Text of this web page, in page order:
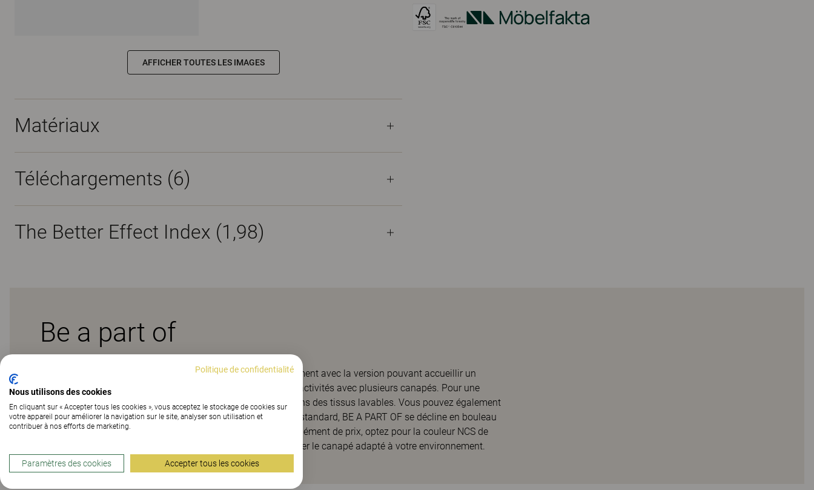
AFFICHER TOUTES LES IMAGES
Matériaux
Téléchargements (6)
The Better Effect Index (1,98)
Be a part of
Le canapé présente un énorme potentiel et s’associe parfaitement avec la version pouvant accueillir un
fauteuil roulant. Aménagez une salle d’attente ou une salle d’activités avec plusieurs canapés. Pour une
bonne hygiène, les housses sont amovibles et disponibles dans des tissus lavables. Vous pouvez également
remplacer les housses qui deviennent usées. Dans la version standard, BE A PART OF se décline en bouleau
verni transparent ou teinté noir ou blanc. En option avec supplément de prix, optez pour la couleur NCS de
votre choix. Vous choisissez le tissu que vous voulez pour créer le canapé adapté à votre environnement.
Politique de confidentialité
Nous utilisons des cookies
En cliquant sur « Accepter tous les cookies », vous acceptez le stockage de cookies sur
votre appareil pour améliorer la navigation sur le site, analyser son utilisation et
contribuer à nos efforts de marketing.
Paramètres des cookies Accepter tous les cookies